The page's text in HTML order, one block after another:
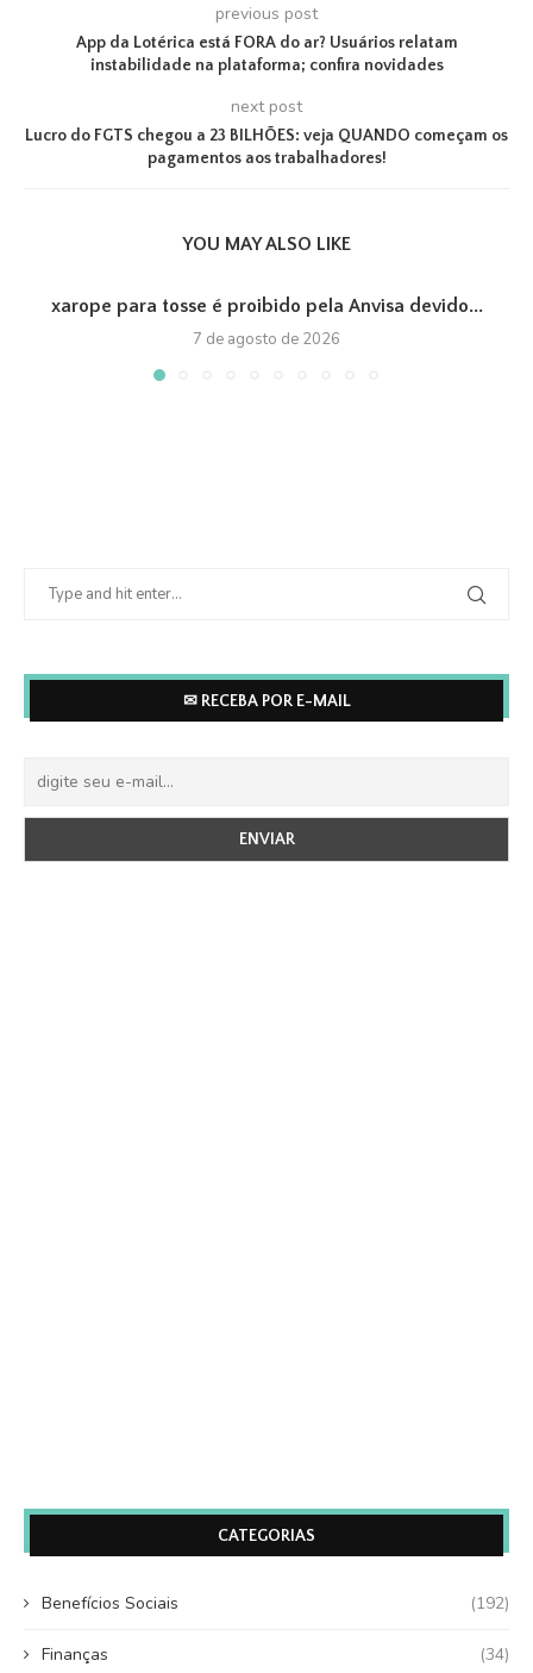
previous post
App da Lotérica está FORA do ar? Usuários relatam
instabilidade na plataforma; confira novidades
next post
Lucro do FGTS chegou a 23 BILHÕES: veja QUANDO começam os
pagamentos aos trabalhadores!
YOU MAY ALSO LIKE
xarope para tosse é proibido pela Anvisa devido...
7 de agosto de 2026
✉ RECEBA POR E-MAIL
CATEGORIAS
Benefícios Sociais (192)
Finanças (34)